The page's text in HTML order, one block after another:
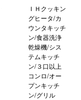
ＩＨクッキン
グヒータ/カ
ウンタキッチ
ン/食器洗浄
乾燥機/シス
テムキッチ
ン/３口以上
コンロ/オー
プンキッチ
ン/グリル